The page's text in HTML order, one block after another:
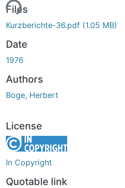
Files
Kurzberichte-36.pdf (1.05 MB)
Date
1976
Authors
Boge, Herbert
License
In Copyright
Quotable link